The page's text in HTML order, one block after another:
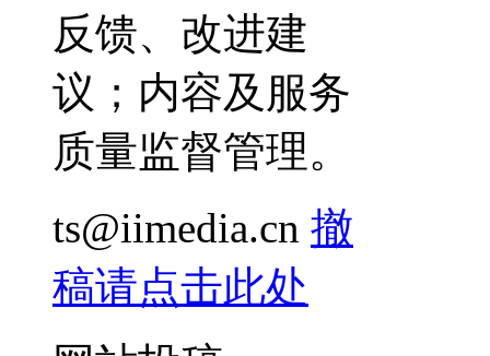
反馈、改进建
议；内容及服务
质量监督管理。
ts@iimedia.cn 撤
稿请点击此处